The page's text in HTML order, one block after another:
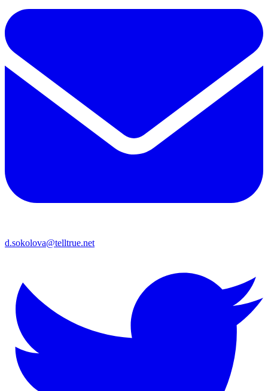
d.sokolova@telltrue.net